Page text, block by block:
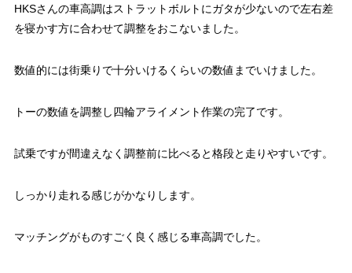
HKSさんの車高調はストラットボルトにガタが少ないので左右差
を寝かす方に合わせて調整をおこないました。
数値的には街乗りで十分いけるくらいの数値までいけました。
トーの数値を調整し四輪アライメント作業の完了です。
試乗ですが間違えなく調整前に比べると格段と走りやすいです。
しっかり走れる感じがかなりします。
マッチングがものすごく良く感じる車高調でした。